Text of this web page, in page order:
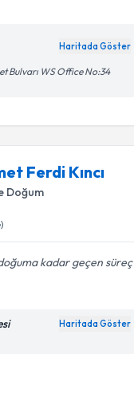
Haritada Göster
Bulvarı WS Office No:34
Ferdi Kıncı
Doğum
kadar geçen süreç
Haritada Göster